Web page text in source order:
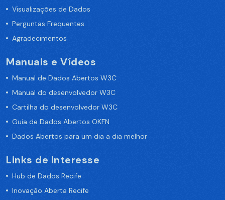
Visualizações de Dados
Perguntas Frequentes
Agradecimentos
Manuais e Vídeos
Manual de Dados Abertos W3C
Manual do desenvolvedor W3C
Cartilha do desenvolvedor W3C
Guia de Dados Abertos OKFN
Dados Abertos para um dia a dia melhor
Links de Interesse
Hub de Dados Recife
Inovação Aberta Recife